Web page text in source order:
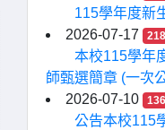
115學年度新
2026-07-17
218
本校115學年
師甄選簡章 (一次
2026-07-10
136
公告本校115